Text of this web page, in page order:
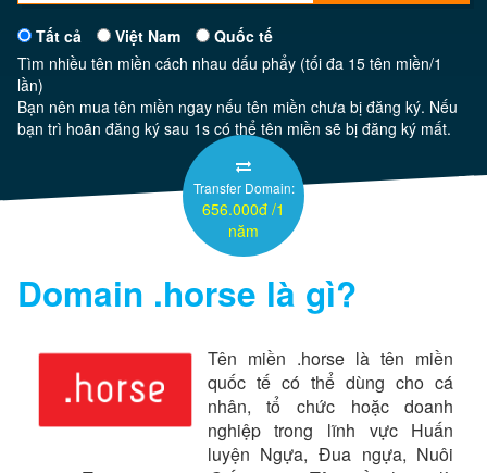
Hosting
Server
Thêm
Tất cả Việt Nam
Quốc tế
Tìm nhiều tên miền cách nhau dấu phẩy (tối đa 15 tên miền/1
lần)
Bạn nên mua tên miền ngay nếu tên miền chưa bị đăng ký. Nếu
bạn trì hoãn đăng ký sau 1s có thể tên miền sẽ bị đăng ký mất.
Transfer Domain:
656.000đ /1
năm
Domain .horse là gì?
Tên miền .horse là tên miền
quốc tế có thể dùng cho cá
nhân, tổ chức hoặc doanh
nghiệp trong lĩnh vực Huấn
luyện Ngựa, Đua ngựa, Nuôi